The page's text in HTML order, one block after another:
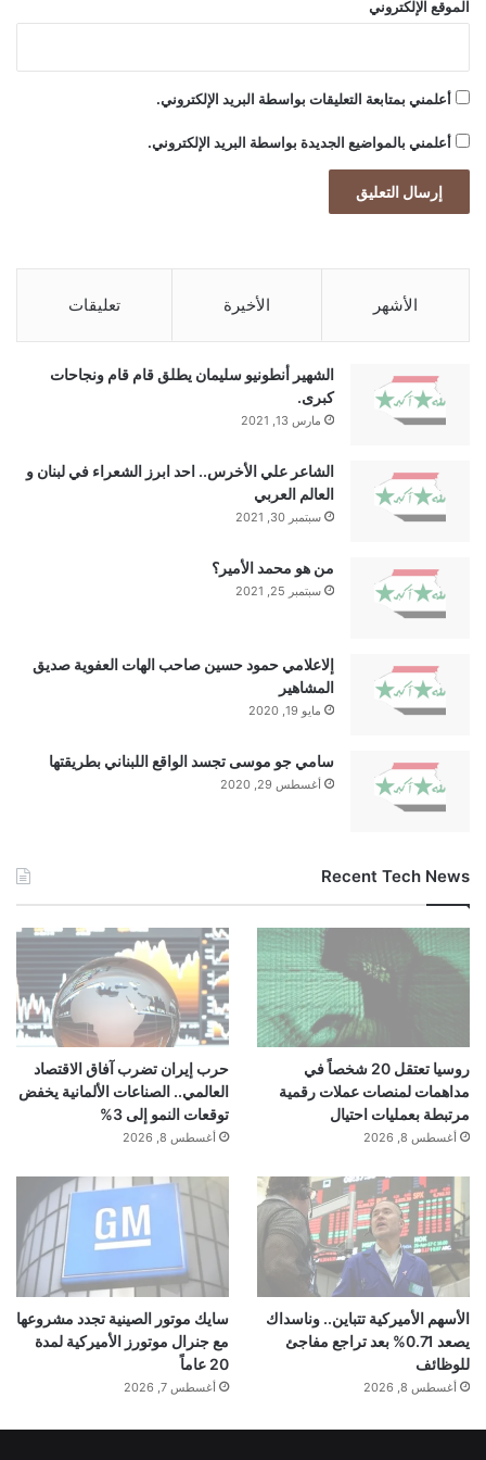
الموقع الإلكتروني
أعلمني بمتابعة التعليقات بواسطة البريد الإلكتروني.
أعلمني بالمواضيع الجديدة بواسطة البريد الإلكتروني.
الأشهر الأخيرة تعليقات
الشهير أنطونيو سليمان يطلق قام قام ونجاحات
كبرى.
مارس 13, 2021
الشاعر علي الأخرس.. احد ابرز الشعراء في لبنان و
العالم العربي
سبتمبر 30, 2021
من هو محمد الأمير؟
سبتمبر 25, 2021
إلاعلامي حمود حسين صاحب الهات العفوية صديق
المشاهير
مايو 19, 2020
سامي جو موسى تجسد الواقع اللبناني بطريقتها
أغسطس 29, 2020
Recent Tech News
روسيا تعتقل 20 شخصاً في
مداهمات لمنصات عملات رقمية
مرتبطة بعمليات احتيال
أغسطس 8, 2026
حرب إيران تضرب آفاق الاقتصاد
العالمي.. الصناعات الألمانية يخفض
توقعات النمو إلى 3%
أغسطس 8, 2026
الأسهم الأميركية تتباين.. وناسداك
يصعد 0.71% بعد تراجع مفاجئ
للوظائف
أغسطس 8, 2026
سايك موتور الصينية تجدد مشروعها
مع جنرال موتورز الأميركية لمدة
20 عاماً
أغسطس 7, 2026